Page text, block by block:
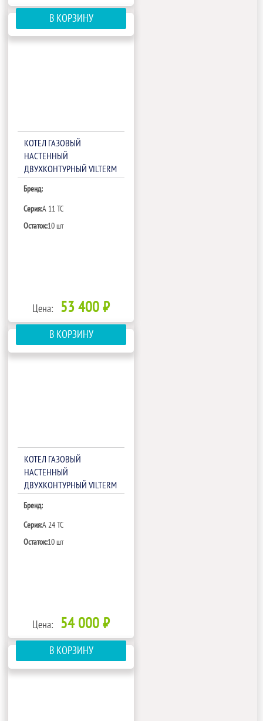
В КОРЗИНУ
КОТЕЛ ГАЗОВЫЙ
НАСТЕННЫЙ
ДВУХКОНТУРНЫЙ VILTERM
Бренд:
Серия:A 11 TC
Остаток:10 шт
Цена: 53 400 ₽
В КОРЗИНУ
КОТЕЛ ГАЗОВЫЙ
НАСТЕННЫЙ
ДВУХКОНТУРНЫЙ VILTERM
Бренд:
Серия:A 24 TC
Остаток:10 шт
Цена: 54 000 ₽
В КОРЗИНУ